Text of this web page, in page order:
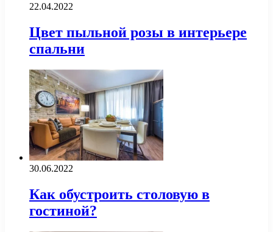
22.04.2022
Цвет пыльной розы в интерьере
спальни
30.06.2022
Как обустроить столовую в
гостиной?